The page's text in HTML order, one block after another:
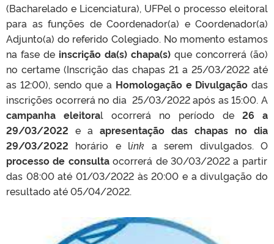
(Bacharelado e Licenciatura), UFPel o processo eleitoral
para as funções de Coordenador(a) e Coordenador(a)
Adjunto(a) do referido Colegiado. No momento estamos
na fase de inscrição da(s) chapa(s) que concorrerá (ão)
no certame (Inscrição das chapas 21 a 25/03/2022 até
as 12:00), sendo que a Homologação e Divulgação das
inscrições ocorrerá no dia 25/03/2022 após as 15:00. A
campanha eleitoral ocorrerá no período de 26 a
29/03/2022 e a apresentação das chapas no dia
29/03/2022 horário e link a serem divulgados. O
processo de consultaocorrerá de 30/03/2022 a partir
das 08:00 até 01/03/2022 às 20:00 e a divulgação do
resultado até 05/04/2022.